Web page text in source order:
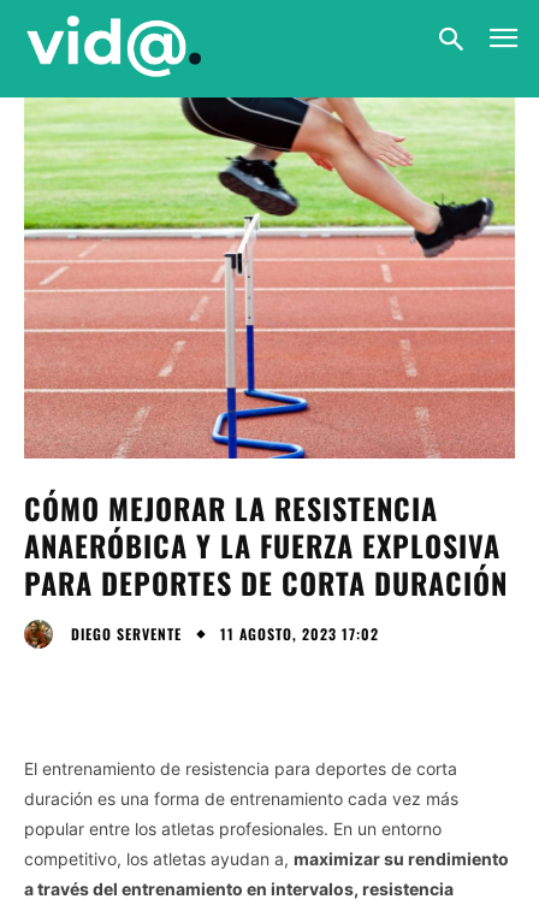
CÓMO MEJORAR LA RESISTENCIA
ANAERÓBICA Y LA FUERZA EXPLOSIVA
PARA DEPORTES DE CORTA DURACIÓN
DIEGO SERVENTE 11 AGOSTO, 2023 17:02
El entrenamiento de resistencia para deportes de corta
duración es una forma de entrenamiento cada vez más
popular entre los atletas profesionales. En un entorno
competitivo, los atletas ayudan a, maximizar su rendimiento
a través del entrenamiento en intervalos, resistencia